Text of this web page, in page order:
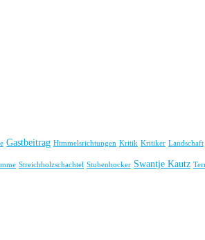
Gastbeitrag Himmelsrichtungen Kritik Kritiker Landschaft
Streichholzschachtel Stubenhocker Swantje Kautz